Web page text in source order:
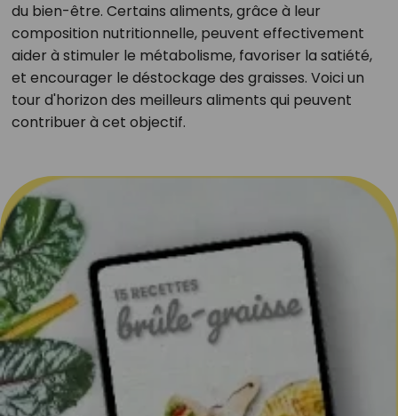
du bien-être. Certains aliments, grâce à leur
composition nutritionnelle, peuvent effectivement
aider à stimuler le métabolisme, favoriser la satiété,
et encourager le déstockage des graisses. Voici un
tour d'horizon des meilleurs aliments qui peuvent
contribuer à cet objectif.